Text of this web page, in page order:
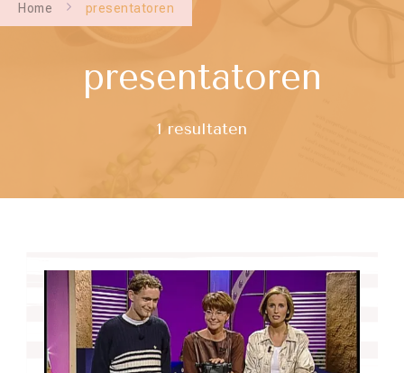
Home presentatoren
presentatoren
1 resultaten